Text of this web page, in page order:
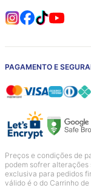
PAGAMENTO E
Preços e condições de
podem sofrer alterações
exclusiva para pedidos
válido é o do Carrinho de